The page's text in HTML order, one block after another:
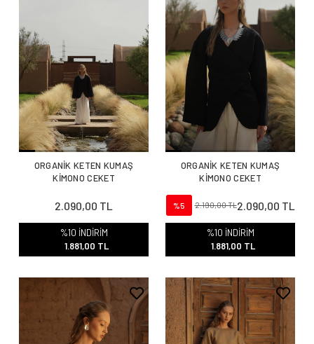
ORGANİK KETEN KUMAŞ
KİMONO CEKET
2.090,00 TL
%10 İNDİRİM
1.881,00 TL
ORGANİK KETEN KUMAŞ
KİMONO CEKET
%5 2.190,00 TL2.090,00 TL
%10 İNDİRİM
1.881,00 TL